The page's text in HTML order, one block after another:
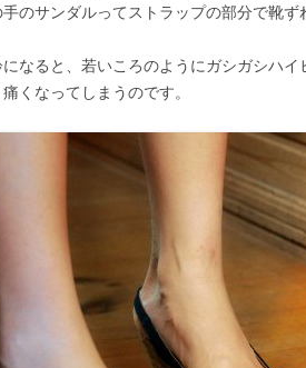
のサンダルってストラップの部分で靴ず
なると、若いころのようにガシガシハイ
くなってしまうのです。